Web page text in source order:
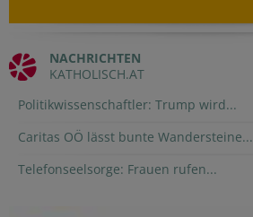
NACHRICHTEN
KATHOLISCH.AT
Politikwissenschaftler: Trump wird...
Caritas OÖ lässt bunte Wandersteine...
Telefonseelsorge: Frauen rufen...